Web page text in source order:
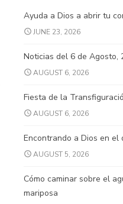
Ayuda a Dios a abrir tu
JUNE 23, 2026
Noticias del 6 de Agosto,
AUGUST 6, 2026
Fiesta de la
AUGUST 6, 2026
Encontrando a Dios en el
AUGUST 5, 2026
Cómo caminar sobre el
mariposa